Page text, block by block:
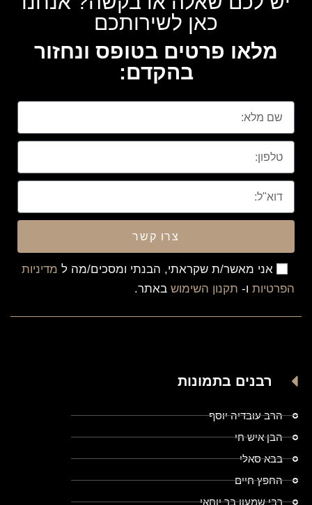
כאן לשירותכם
מלאו פרטים בטופס ונחזור
בהקדם:
אני מאשר/ת שקראתי, הבנתי ומסכים/מה ל מדיניות
הפרטיות ו- תקנון השימוש באתר.
צרו קשר
רבנים בתמונות
הרב עובדיה יוסף
הבן איש חי
בבא סאלי
החפץ חיים
רבי שמעון בר יוחאי